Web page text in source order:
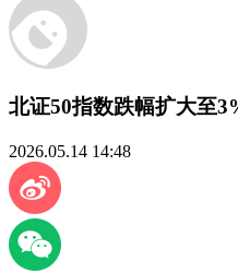
北证50指数跌幅扩大至
2026.05.14 14:48